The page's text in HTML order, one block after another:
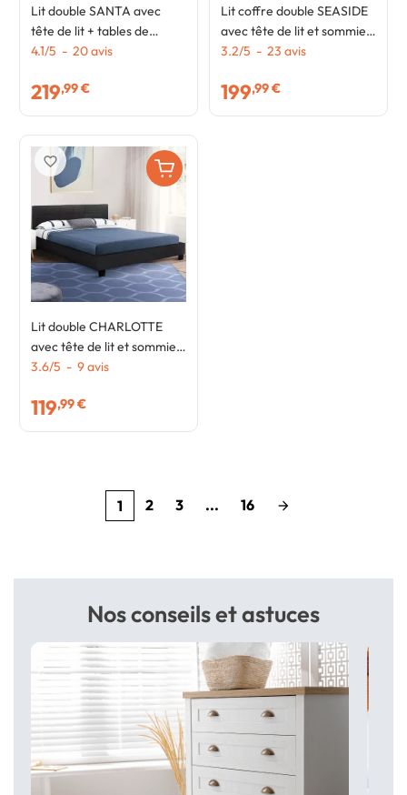
Lit double SANTA avec
tête de lit + tables de
chevet intégrées et
et noir
4.1/5 - 20avis
219,99 €
Lit coffre double SEASIDE
avec tête de lit et sommier
140x190 cm façon hêtre
3.2/5 - 23 avis
199,99 €
Lit double CHARLOTTE
avec tête de lit et sommier
140 x 190 cm PVC noir
3.6/5 - 9avis
119,99 €
favorite_border
1 2 3 ... 16 arrow_forward
Nos conseils et astuces